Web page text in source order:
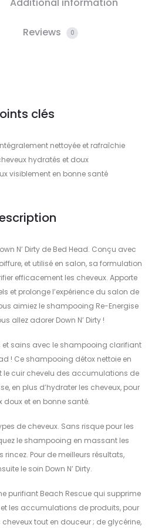
Reviews 0
clés
nettoyée et rafraîchie
hydratés et doux
visiblement en bonne santé
N’ Dirty de Bed Head. Conçu avec
et utilisé en salon, sa formulation
efficacement les cheveux. Apporte
et prolonge l’expérience du salon de
aimiez le shampooing Re-Energise
allez adorer Down N’ Dirty !
et sains avec le shampooing clarifiant
! Ce shampooing détox nettoie en
le cuir chevelu des accumulations de
en plus d’hydrater les cheveux, pour
doux et en bonne santé.
de cheveux. Sans risque pour les
le shampooing en massant les
rincez. Pour de meilleurs résultats,
le soin Down N’ Dirty.
purifiant Beach Rescue qui supprime
les accumulations de produits, pour
tout en douceur ; de glycérine,